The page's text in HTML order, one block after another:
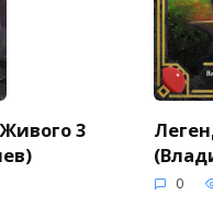
3
0